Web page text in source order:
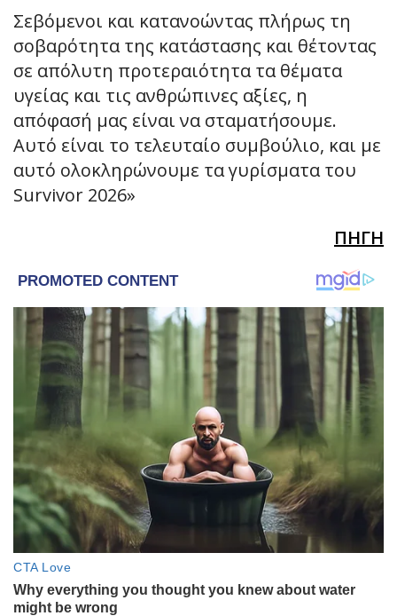
Σεβόμενοι και κατανοώντας πλήρως τη
σοβαρότητα της κατάστασης και θέτοντας
σε απόλυτη προτεραιότητα τα θέματα
υγείας και τις ανθρώπινες αξίες, η
απόφασή μας είναι να σταματήσουμε.
Αυτό είναι το τελευταίο συμβούλιο, και με
αυτό ολοκληρώνουμε τα γυρίσματα του
Survivor 2026»
ΠΗΓΗ